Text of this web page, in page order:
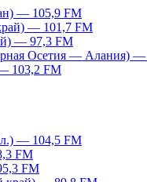
— 105,9 FM
— 101,7 FM
— 97,3 FM
Осетия — Алания)
103,2 FM
— 104,5 FM
FM
FM